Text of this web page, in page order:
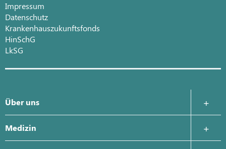
Impressum
Datenschutz
Krankenhauszukunftsfonds
HinSchG
LkSG
Über uns
Krankenhausleitung
Medizin